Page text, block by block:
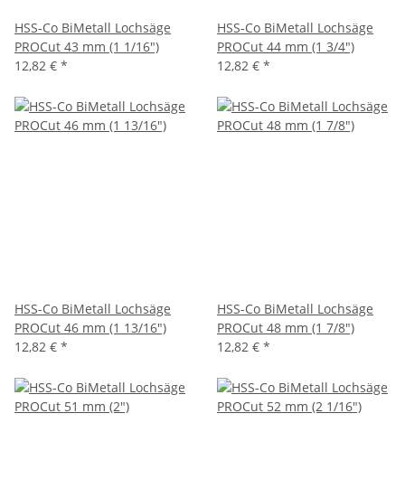
HSS-Co BiMetall Lochsäge
PROCut 43 mm (1 1/16")
12,82 € *
HSS-Co BiMetall Lochsäge
PROCut 44 mm (1 3/4")
12,82 € *
HSS-Co BiMetall Lochsäge
PROCut 46 mm (1 13/16")
12,82 € *
HSS-Co BiMetall Lochsäge
PROCut 48 mm (1 7/8")
12,82 € *